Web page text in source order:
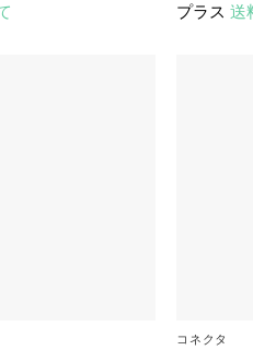
プラス送
コネクタ